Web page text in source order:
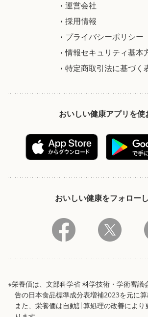
運営会社
採用情報
プライバシーポリシー
情報セキュリティ基本
特定商取引法に基づく
おいしい健康アプリを使
おいしい健康をフォロー
※栄養価は、文部科学省 科学技術・学術審議
告の日本食品標準成分表増補2023を元に算
また、栄養価は自動計算処理の改善により